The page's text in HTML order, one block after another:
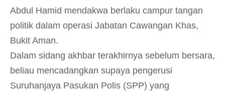
Abdul Hamid mendakwa berlaku campur tangan
politik dalam operasi Jabatan Cawangan Khas,
Bukit Aman.
Dalam sidang akhbar terakhirnya sebelum bersara,
beliau mencadangkan supaya pengerusi
Suruhanjaya Pasukan Polis (SPP) yang